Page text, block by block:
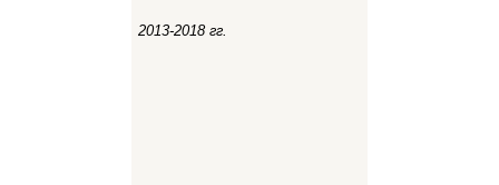
2013-2018 гг.